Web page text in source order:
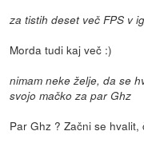
za tistih deset več FPS v
Morda tudi kaj več :)
nimam neke želje, da se
svojo mačko za par Ghz
Par Ghz ? Začni se